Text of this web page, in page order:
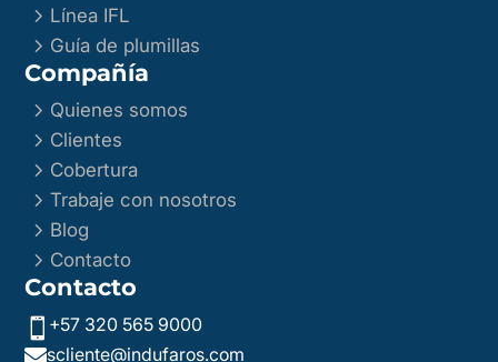
5 Línea IFL
5 Guía de plumillas
Compañía
5 Quienes somos
5 Clientes
5 Cobertura
5Trabaje con nosotros
5 Blog
5 Contacto
Contacto
 +57 320 565 9000
scliente@indufaros.com